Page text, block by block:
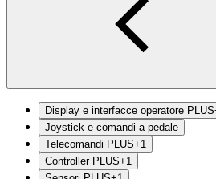
Display e interfacce operatore
Joystick e comandi a pedale
Telecomandi PLUS+1
Controller PLUS+1